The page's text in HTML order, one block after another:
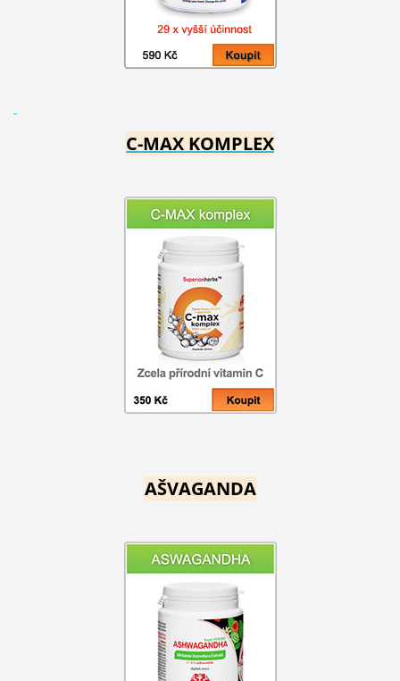
C-MAX KOMPLEX
AŠVAGANDA